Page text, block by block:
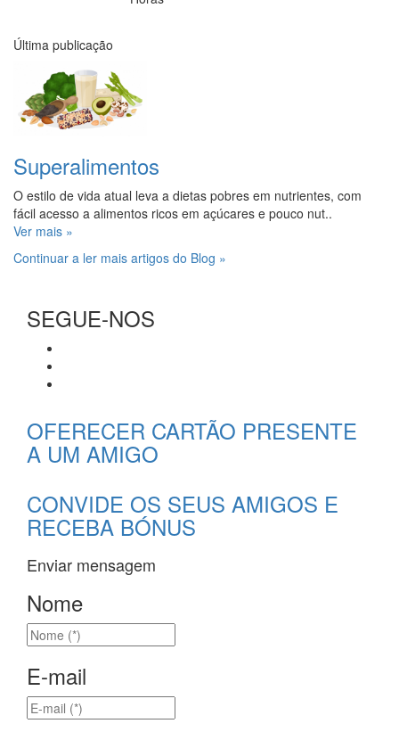
Última publicação
Superalimentos
O estilo de vida atual leva a dietas pobres em nutrientes, com
fácil acesso a alimentos ricos em açúcares e pouco nut..
Ver mais »
Continuar a ler mais artigos do Blog »
SEGUE-NOS
OFERECER CARTÃO PRESENTE
A UM AMIGO
CONVIDE OS SEUS AMIGOS E
RECEBA BÓNUS
Enviar mensagem
Nome
E-mail